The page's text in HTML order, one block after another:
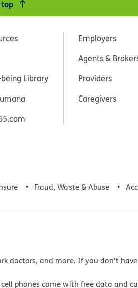
Library
Employers
Agents &
Providers
Caregivers
Fraud, Waste & Abuse
doctors, and more. If you don’t have
phones come with free data and